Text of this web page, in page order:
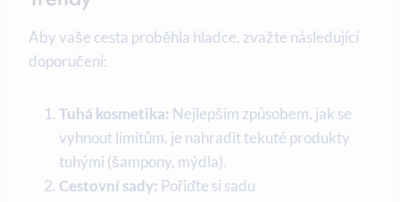
Aby vaše cesta proběhla hladce, zvažte následující
doporučení:
Tuhá kosmetika: Nejlepším způsobem, jak se
vyhnout limitům, je nahradit tekuté produkty
tuhými (šampony, mýdla).
Cestovní sady: Pořiďte si sadu